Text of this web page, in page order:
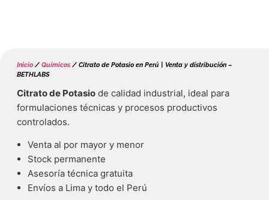
Inicio / Químicos / Citrato de Potasio en Perú | Venta y distribución –
BETHLABS
Citrato de Potasio de calidad industrial, ideal para
formulaciones técnicas y procesos productivos
controlados.
Venta al por mayor y menor
Stock permanente
Asesoría técnica gratuita
Envíos a Lima y todo el Perú